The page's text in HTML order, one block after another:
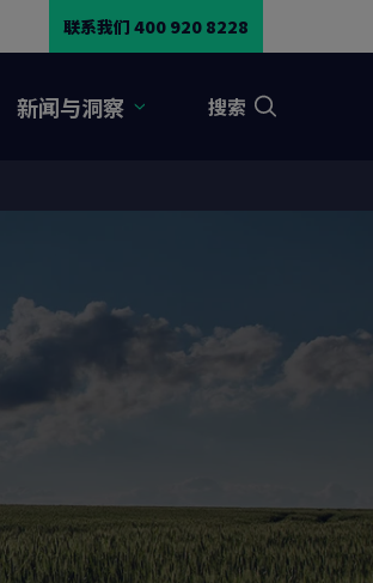
联系我们 400 920 8228
新闻与洞察 搜索